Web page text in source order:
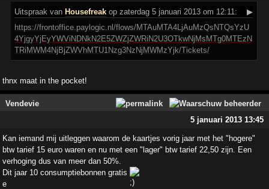
Uitspraak van Housefreak op zaterdag 5 januari 2013 om 12:11:
▶
https://frontoffice.paylogic.nl/flows/MTAuMTA4LjAuMzQsNTQsYzU
4YjgyYjEyYWViNDNkN2E5ZWZjZWRiN2U3OTkwNjMsMTg0MTEzN
TRiMWM4NjBjZWVhMTU1Nzg3NzNjMWMzYjk/Tickets/
thnx maat in the pocket!
Vendevie
5 januari 2013 13:45
Kan iemand mij uitleggen waarom de kaartjes vorig jaar met het "hogere"
btw tarief 15 euro waren en nu met een "lager" btw tarief 22,50 zijn. Een
verhoging dus van meer dan 50%.
Dit jaar 10 consumptiebonnen gratis
e